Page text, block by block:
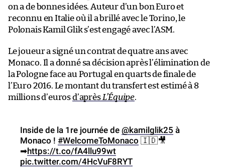
on a de bonnes idées. Auteur d’un bon Euro et
reconnu en Italie où il a brillé avec le Torino, le
Polonais Kamil Glik s’est engagé avec l’ASM.
Le joueur a signé un contrat de quatre ans avec
Monaco. Il a donné sa décision après l’élimination de
la Pologne face au Portugal en quarts de finale de
l’Euro 2016. Le montant du transfert est estimé à 8
millions d’eurosd’après L’Équipe.
Inside de la 1re journée de @kamilglik25 à
Monaco ! #WelcomeToMonaco 🇮🇩🎥
➡https://t.co/fA4llu99wt
pic.twitter.com/4HcVuF8RYT